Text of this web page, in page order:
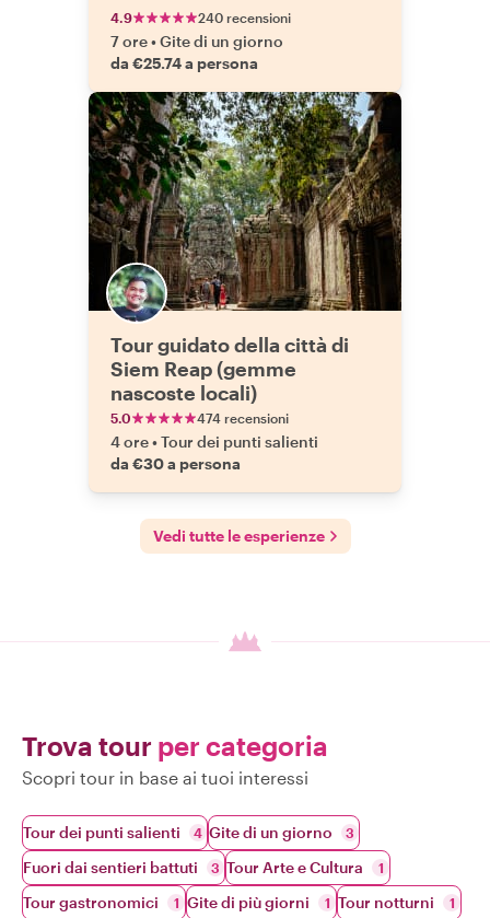
4.9 240 recensioni
7 ore•Gite di un giorno
da €25.74 a persona
Tour guidato della città di
Siem Reap (gemme
nascoste locali)
5.0 474 recensioni
4 ore•Tour dei punti salienti
da €30 a persona
Vedi tutte le esperienze
Trova tour per categoria
Scopri tour in base ai tuoi interessi
Tour dei punti salienti 4 Gite di un giorno 3
Fuori dai sentieri battuti 3 Tour Arte e Cultura 1
Tour gastronomici 1 Gite di più giorni 1 Tour notturni 1